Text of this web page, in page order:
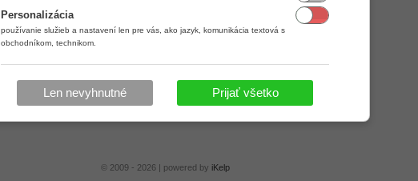
Personalizácia
používanie služieb a nastavení len pre vás, ako jazyk, komunikácia textová s
obchodníkom, technikom.
Len nevyhnutné Prijať všetko
© 2009 - 2026 | powered by iKelp